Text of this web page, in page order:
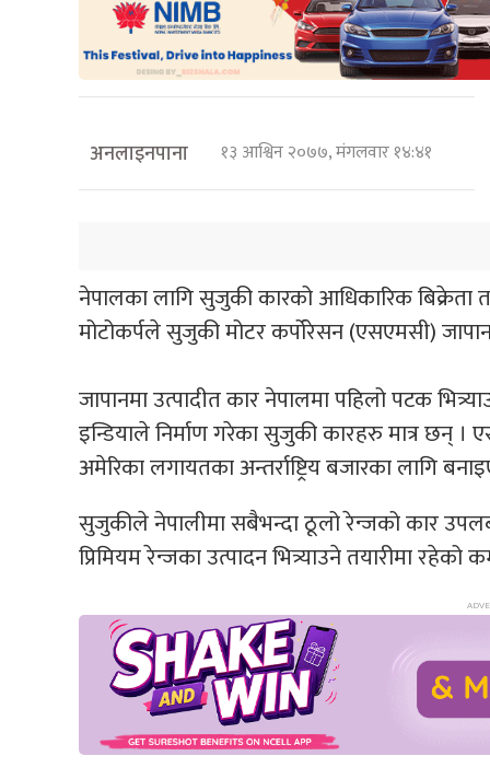
अनलाइनपाना १३ आश्विन २०७७, मंगलवार १४:४१
नेपालका लागि सुजुकी कारको आधिकारिक बिक्रेता
मोटोकर्पले सुजुकी मोटर कर्पोरेसन (एसएमसी)
जापानमा उत्पादीत कार नेपालमा पहिलो पटक
इन्डियाले निर्माण गरेका सुजुकी कारहरु मात्र छन् ।
अमेरिका लगायतका अन्तर्राष्ट्रिय बजारका लागि
सुजुकीले नेपालीमा सबैभन्दा ठूलो रेन्जको कार
प्रिमियम रेन्जका उत्पादन भित्र्याउने तयारीमा